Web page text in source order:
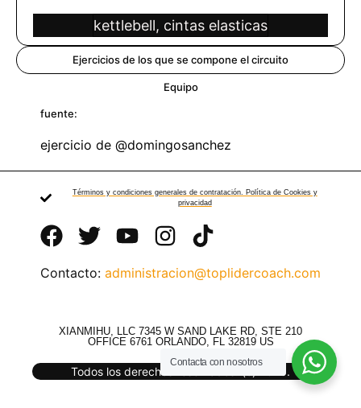
kettlebell, cintas elasticas
Ejercicios de los que se compone el circuito
Equipo
fuente:
ejercicio de @domingosanchez
Términos y condiciones generales de contratación. Política de Cookies y
privacidad
Contacto: administracion@toplidercoach.com
XIANMIHU, LLC 7345 W SAND LAKE RD, STE 210
OFFICE 6761 ORLANDO, FL 32819 US
Todos los derechos reservados. (c) 2025.
Contacta con nosotros